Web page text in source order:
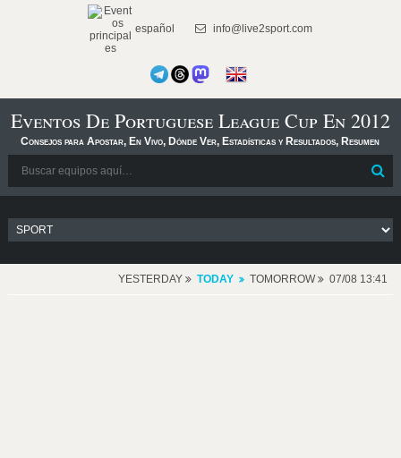
español info@live2sport.com
Eventos De Portuguese League Cup En 2012
Consejos para Apostar, En Vivo, Dónde Ver, Estadísticas y Resultados, Resumen
YESTERDAY TODAY TOMORROW 07/08 13:41